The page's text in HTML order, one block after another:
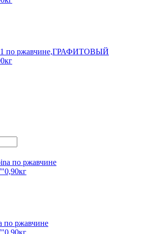
по ржавчине,ГРАФИТОВЫЙ
по ржавчине